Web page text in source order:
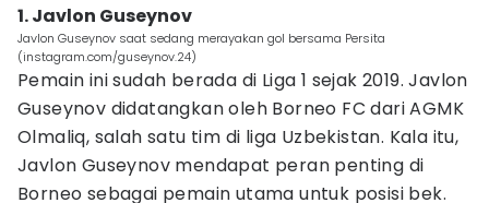
1. Javlon Guseynov
Javlon Guseynov saat sedang merayakan gol bersama Persita
(instagram.com/guseynov.24)
Pemain ini sudah berada di Liga 1 sejak 2019. Javlon
Guseynov didatangkan oleh Borneo FC dari AGMK
Olmaliq, salah satu tim di liga Uzbekistan. Kala itu,
Javlon Guseynov mendapat peran penting di
Borneo sebagai pemain utama untuk posisi bek.